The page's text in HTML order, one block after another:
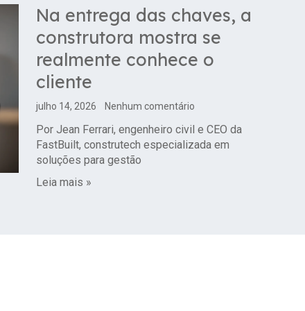
Na entrega das chaves, a
construtora mostra se
realmente conhece o
cliente
julho 14, 2026 Nenhum comentário
Por Jean Ferrari, engenheiro civil e CEO da
FastBuilt, construtech especializada em
soluções para gestão
Leia mais »